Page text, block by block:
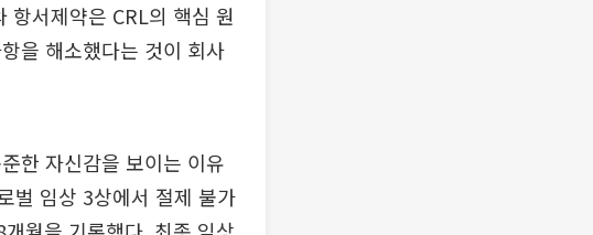
서제약은 CRL의 핵심 원
을 해소했다는 것이 회사
한 자신감을 보이는 이유
벌 임상 3상에서 절제 불가